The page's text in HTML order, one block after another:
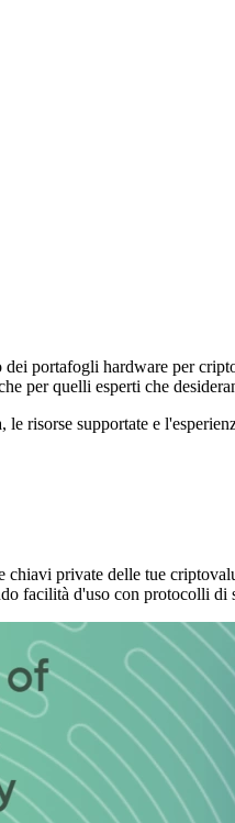
portafogli hardware per
per quelli esperti che
risorse supportate e
private delle tue
facilità d'uso con protocolli di